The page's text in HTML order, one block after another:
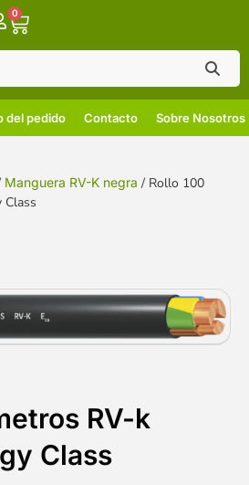
0
del pedido Contacto Sobre Nosotros
Manguera RV-K negra / Rollo 100
Class
RV-k
Class